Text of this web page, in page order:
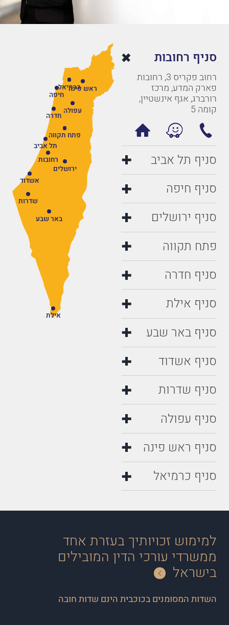
סניף רחובות
רחוב פקריס 3, רחובות
פארק המדע, מרכז
רורברג, אגף אינשטיין,
קומה 5
סניף תל אביב
סניף חיפה
סניף ירושלים
פתח תקווה
סניף חדרה
סניף אילת
סניף באר שבע
סניף אשדוד
סניף שדרות
סניף עפולה
סניף ראש פינה
סניף כרמיאל
רחובות
תל אביב
חיפה
ירושלים
פתח תקווה
חדרה
אילת
באר שבע
אשדוד
שדרות
עפולה
ראש פינהכרמיאל
למימוש זכויותיך בעזרת אחד
ממשרדי עורכי הדין המובילים
בישראל
השדות המסומנים בכוכבית הינם שדות חובה